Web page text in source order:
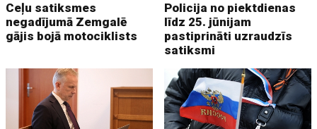
Ceļu satiksmes
negadījumā Zemgalē
gājis bojā motociklists
Policija no piektdienas
līdz 25. jūnijam
pastiprināti uzraudzīs
satiksmi